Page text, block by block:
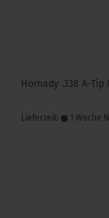
Hornady .338 A-Tip
Lieferzeit: 1 Woche